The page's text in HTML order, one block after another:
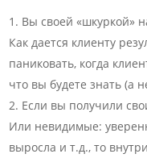
Вы своей «шкуркой»
Как дается клиенту
паниковать, когда
что вы будете знать (а
Если вы получили
Или невидимые:
выросла и т.д., то